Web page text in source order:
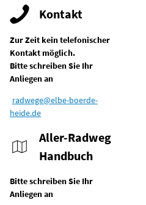
Kontakt
Zur Zeit kein telefonischer
Kontakt möglich.
Bitte schreiben Sie Ihr
Anliegen an
radwege@elbe-boerde-
heide.de
Aller-Radweg
Handbuch
Bitte schreiben Sie Ihr
Anliegen an